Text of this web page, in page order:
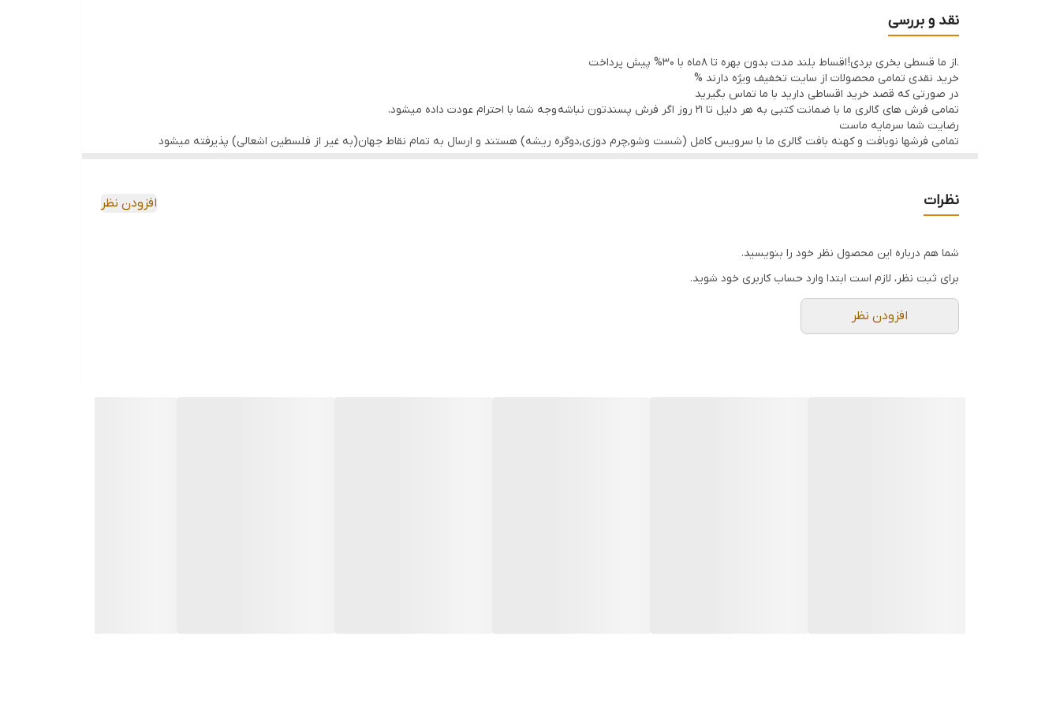
ابعاد مناسب:
تجربه حسی بی‌نظیر:
سرمایه‌گذاری ماندگار:فرش دستبافت، نه تنها یک پوشش، بلکه یک اثر هنری و سرمایه‌ای لوکس ارزشمند است.
مناسب برای:افرادی که به دنبال فرش دستبافت با کیفیت، اصیل و هنری و مدرن هستند.
نقد و بررسی
.از ما قسطی بخری بردی! اقساط بلند مدت بدون بهره تا 8ماه با 30% پیش پرداخت
خرید نقدی تمامی محصولات از سایت تخفیف ویژه دارند %
در صورتی که قصد خرید اقساطی دارید با ما تماس بگیرید
تمامی فرش های گالری ما با ضمانت کتبی به هر دلیل تا 21 روز اگر فرش پسندتون نباشه وجه شما با احترام عودت داده میشود.
رضایت شما سرمایه ماست
تمامی فرشها نوبافت و کهنه بافت گالری ما با سرویس کامل (شست وشو,چرم دوزی,دوگره ریشه) هستند و ارسال به تمام نقاط جهان(به غیر از فلسطین اشعالی) پذیرفته میشود
نظرات افزودن نظر
شما هم درباره این محصول نظر خود را بنویسید.
برای ثبت نظر، لازم است ابتدا وارد حساب کاربری خود شوید.
افزودن نظر